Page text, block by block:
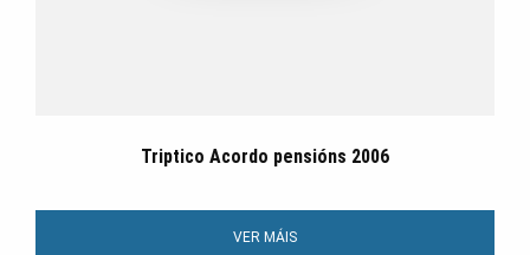
Triptico Acordo pensións 2006
VER MÁIS